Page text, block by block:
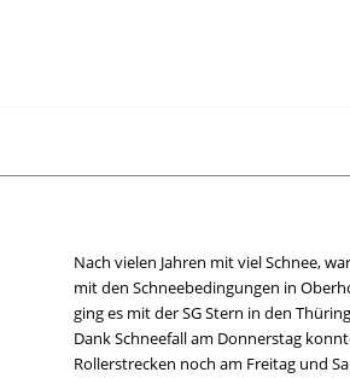
Nach vielen Jahren mit viel Schnee,
mit den Schneebedingungen in
ging es mit der SG Stern in den
Dank Schneefall am Donnerstag
Rollerstrecken noch am Freitag und